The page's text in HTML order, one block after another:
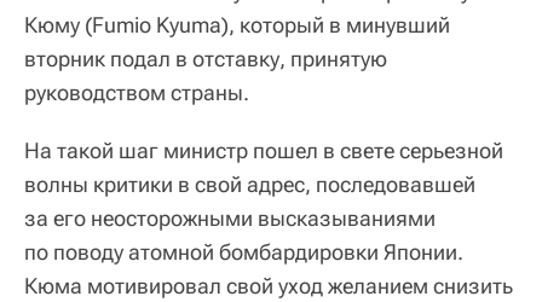
Кюму (Fumio Kyuma), который в минувший
вторник подал в отставку, принятую
руководством страны.
На такой шаг министр пошел в свете серьезной
волны критики в свой адрес, последовавшей
за его неосторожными высказываниями
по поводу атомной бомбардировки Японии.
Кюма мотивировал свой уход желанием снизить